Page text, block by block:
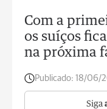
Com a
os suíços
na próxima
Publicado: 18/06/
Siga